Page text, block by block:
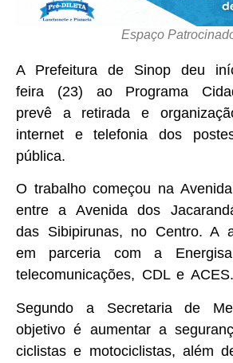
Espaço
A Prefeitura de Sinop deu
feira (23) ao Programa
prevê a retirada e
internet e telefonia dos
pública.
O trabalho começou na
entre a Avenida dos
das Sibipirunas, no Centro. A
em parceria com a
telecomunicações, CDL e ACES.
Segundo a Secretaria de
objetivo é aumentar a
ciclistas e motociclistas, além